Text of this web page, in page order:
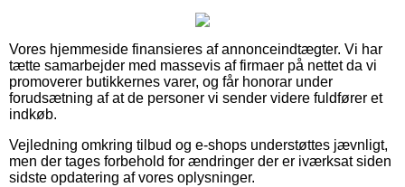
Vores hjemmeside finansieres af annonceindtægter. Vi har
tætte samarbejder med massevis af firmaer på nettet da vi
promoverer butikkernes varer, og får honorar under
forudsætning af at de personer vi sender videre fuldfører et
indkøb.
Vejledning omkring tilbud og e-shops understøttes jævnligt,
men der tages forbehold for ændringer der er iværksat siden
sidste opdatering af vores oplysninger.